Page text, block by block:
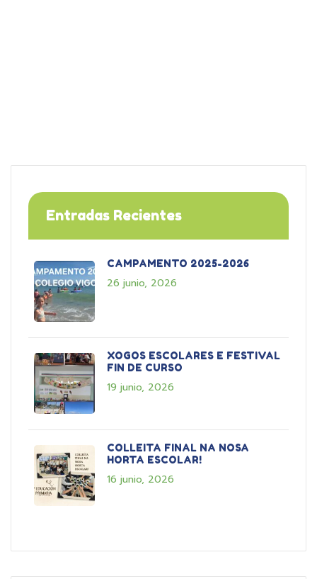
Entradas Recientes
CAMPAMENTO 2025-2026
26 junio, 2026
XOGOS ESCOLARES E FESTIVAL
FIN DE CURSO
19 junio, 2026
COLLEITA FINAL NA NOSA
HORTA ESCOLAR!
16 junio, 2026